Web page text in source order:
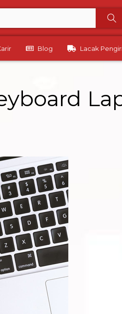
Blog Lacak